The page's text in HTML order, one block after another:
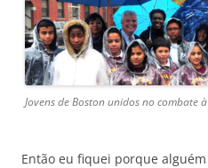
Jovens de Boston unidos no combate
Então eu fiquei porque